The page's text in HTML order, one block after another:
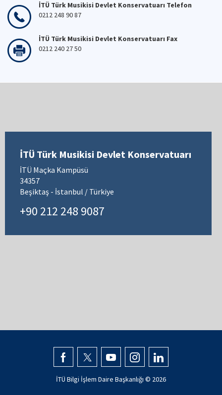
İTÜ Türk Musikisi Devlet Konservatuarı Telefon
0212 248 90 87
İTÜ Türk Musikisi Devlet Konservatuarı Fax
0212 240 27 50
İTÜ Türk Musikisi Devlet Konservatuarı
İTÜ Maçka Kampüsü
34357
Beşiktaş - İstanbul / Türkiye
+90 212 248 9087
İTÜ Bilgi İşlem Daire Başkanlığı © 2026